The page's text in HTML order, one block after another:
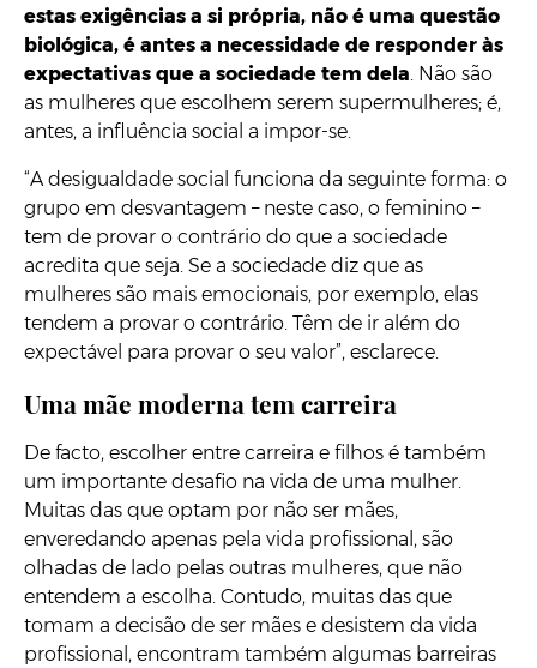
estas exigências a si própria, não é uma questão
biológica, é antes a necessidade de responder às
expectativas que a sociedade tem dela. Não são
as mulheres que escolhem serem supermulheres; é,
antes, a influência social a impor-se.
“A desigualdade social funciona da seguinte forma: o
grupo em desvantagem – neste caso, o feminino –
tem de provar o contrário do que a sociedade
acredita que seja. Se a sociedade diz que as
mulheres são mais emocionais, por exemplo, elas
tendem a provar o contrário. Têm de ir além do
expectável para provar o seu valor”, esclarece.
Uma mãe moderna tem carreira
De facto, escolher entre carreira e filhos é também
um importante desafio na vida de uma mulher.
Muitas das que optam por não ser mães,
enveredando apenas pela vida profissional, são
olhadas de lado pelas outras mulheres, que não
entendem a escolha. Contudo, muitas das que
tomam a decisão de ser mães e desistem da vida
profissional, encontram também algumas barreiras